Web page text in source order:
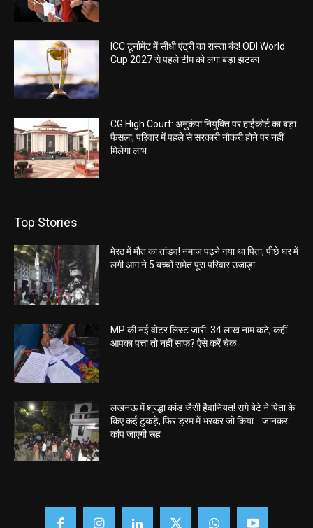
ICC टूर्नामेंट में सीधी एंट्री का रास्ता बंद! ODI World
Cup 2027 से पहले टीम को लगा बड़ा झटका
CG High Court: अनुकंपा नियुक्ति पर हाईकोर्ट का बड़ा
फैसला, परिवार में पहले से सरकारी नौकरी होने पर नहीं
मिलेगा लाभ
Top Stories
मेरठ में मौत का तांडव! नमाज पढ़ने गया था पिता, पीछे घर में
लगी आग ने 5 बच्चों समेत पूरा परिवार उजाड़ा
MP की नई वोटर लिस्ट जारी: 34 लाख नाम कटे, कहीं
आपका पत्ता तो नहीं साफ? ऐसे करें चेक
लखनऊ में श्रद्धा कांड जैसी हैवानियत! सगे बेटे ने पिता के
किए कई टुकड़े, फिर ड्रम में भरकर जो किया… जानकर
कांप जाएगी रूह